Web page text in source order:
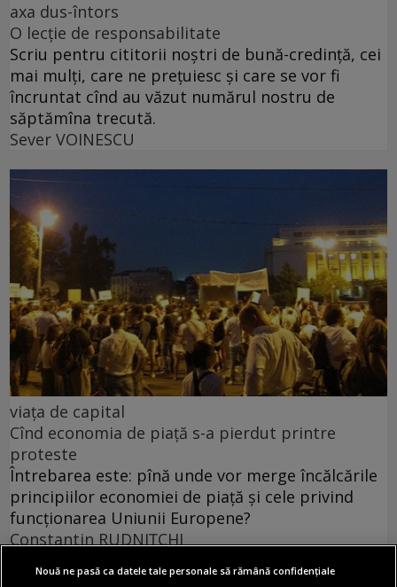
axa dus-întors
O lecție de responsabilitate
Scriu pentru cititorii noștri de bună-credință, cei
mai mulți, care ne prețuiesc și care se vor fi
încruntat cînd au văzut numărul nostru de
săptămîna trecută.
Sever VOINESCU
viața de capital
Cînd economia de piață s-a pierdut printre
proteste
Întrebarea este: pînă unde vor merge încălcările
principiilor economiei de piață și cele privind
funcționarea Uniunii Europene?
Constantin RUDNIŢCHI
Nouă ne pasă ca datele tale personale să rămână confidențiale